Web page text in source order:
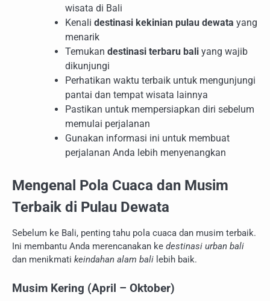
wisata di Bali
Kenali destinasi kekinian pulau dewata yang
menarik
Temukan destinasi terbaru bali yang wajib
dikunjungi
Perhatikan waktu terbaik untuk mengunjungi
pantai dan tempat wisata lainnya
Pastikan untuk mempersiapkan diri sebelum
memulai perjalanan
Gunakan informasi ini untuk membuat
perjalanan Anda lebih menyenangkan
Mengenal Pola Cuaca dan Musim
Terbaik di Pulau Dewata
Sebelum ke Bali, penting tahu pola cuaca dan musim terbaik.
Ini membantu Anda merencanakan ke destinasi urban bali
dan menikmati keindahan alam bali lebih baik.
Musim Kering (April – Oktober)